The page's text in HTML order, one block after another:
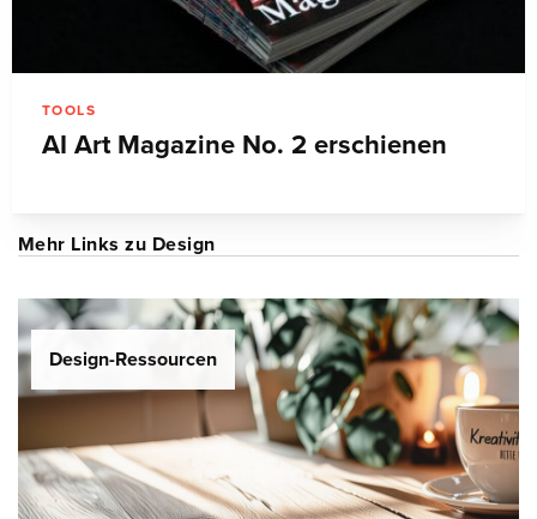
TOOLS
AI Art Magazine No. 2 erschienen
Mehr Links zu Design
Design-Ressourcen